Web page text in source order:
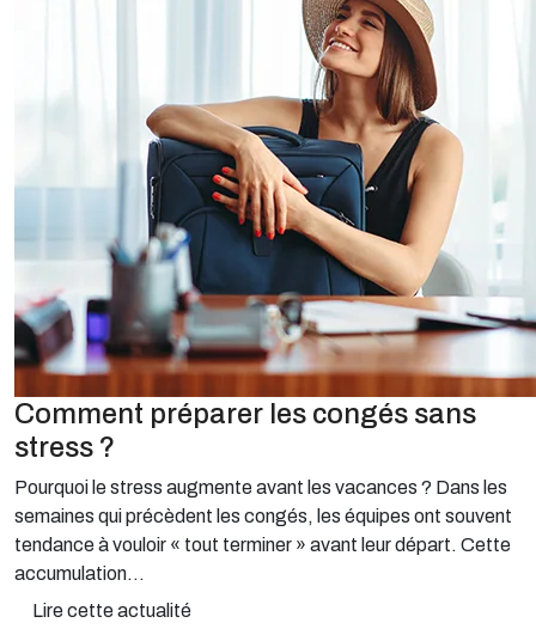
Comment préparer les congés sans
stress ?
Pourquoi le stress augmente avant les vacances ? Dans les
semaines qui précèdent les congés, les équipes ont souvent
tendance à vouloir « tout terminer » avant leur départ. Cette
accumulation...
Lire cette actualité